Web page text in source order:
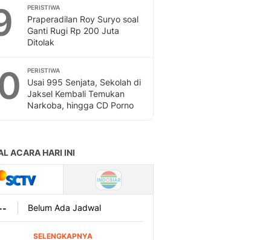
PERISTIWA
Praperadilan Roy Suryo soal
Ganti Rugi Rp 200 Juta
Ditolak
PERISTIWA
Usai 995 Senjata, Sekolah di
Jaksel Kembali Temukan
Narkoba, hingga CD Porno